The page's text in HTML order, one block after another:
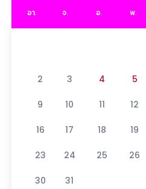
อา. จ. อ. พ.
2 3 4 5
9 10 11 12
16 17 18 19
23 24 25 26
30 31